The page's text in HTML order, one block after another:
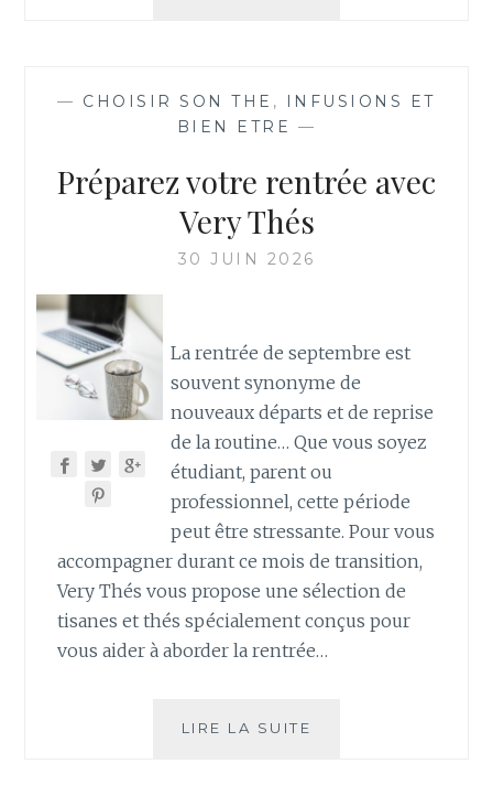
?
— CHOISIR SON THE ,
INFUSIONS ET
BIEN ETRE —
Préparez votre rentrée avec
Very Thés
30 JUIN 2026
La rentrée de septembre est
souvent synonyme de
nouveaux départs et de reprise
de la routine… Que vous soyez
étudiant, parent ou
professionnel, cette période
peut être stressante. Pour vous
accompagner durant ce mois de transition,
Very Thés vous propose une sélection de
tisanes et thés spécialement conçus pour
vous aider à aborder la rentrée…
LIRE LA SUITE